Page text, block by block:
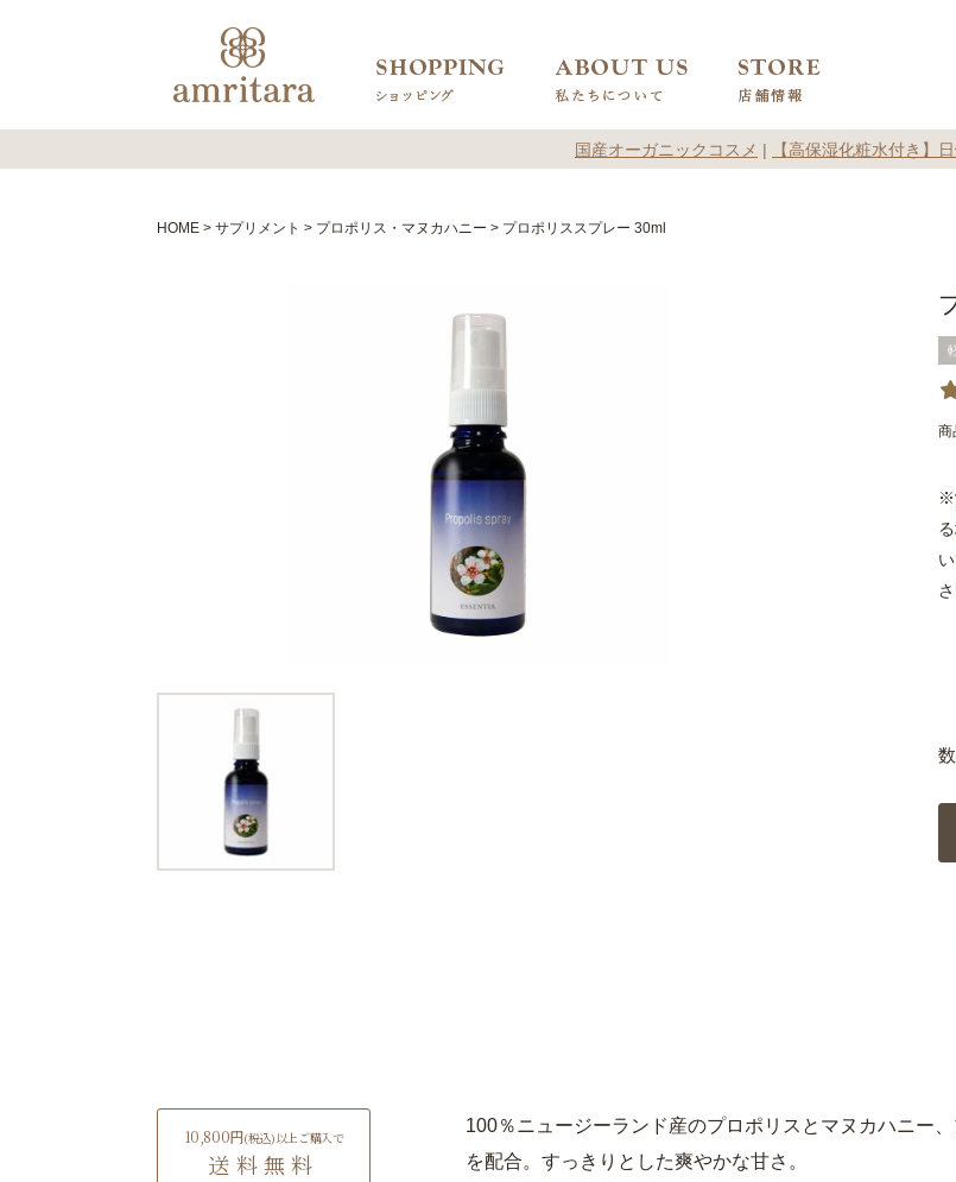
国産オーガニックコスメ | 【高保湿化粧水付き】
HOME サプリメント プロポリス・マヌカハニー プロポリススプレー 30ml
商
※
さ
10,800円(税込)以上ご購入で
送料無料
100％ニュージーランド産のプロポリスとマヌカハニー
を配合。すっきりとした爽やかな甘さ。